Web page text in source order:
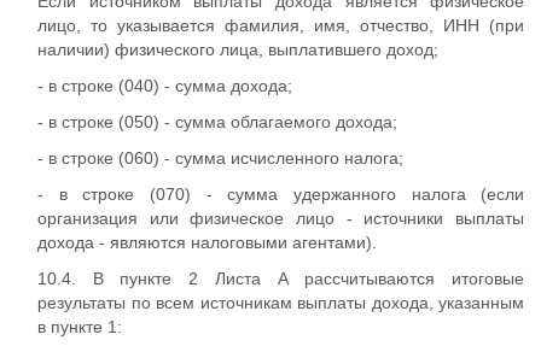
лицо, то указывается фамилия, имя, отчество, ИНН (при
наличии) физического лица, выплатившего доход;
- в строке (040) - сумма дохода;
- в строке (050) - сумма облагаемого дохода;
- в строке (060) - сумма исчисленного налога;
- в строке (070) - сумма удержанного налога (если
организация или физическое лицо - источники выплаты
дохода - являются налоговыми агентами).
10.4. В пункте 2 Листа А рассчитываются итоговые
результаты по всем источникам выплаты дохода, указанным
в пункте 1: